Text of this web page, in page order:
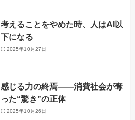
考えることをやめた時、人はAI以
下になる
2025年10月27日
感じる力の終焉――消費社会が奪
った“驚き”の正体
2025年10月26日